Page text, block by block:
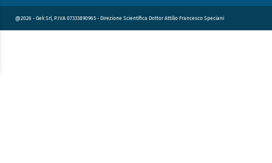
@2026 - Gek Srl, P.IVA 07333890965 - Direzione Scientifica Dottor Attilio Francesco Speciani